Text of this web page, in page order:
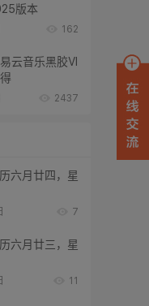
版本
162
云音乐黑胶VI
2437
六月廿四，星
7
六月廿三，星
11